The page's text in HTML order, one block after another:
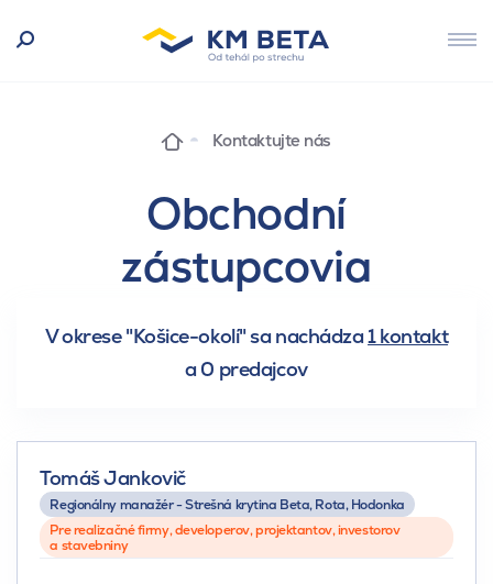
Kontaktujte nás
Obchodní
zástupcovia
V okrese "Košice-okolí" sa nachádza1 kontakt
a0 predajcov
Tomáš Jankovič
Regionálny manažér - Strešná krytina Beta, Rota, Hodonka
Pre realizačné firmy, developerov, projektantov, investorov
a stavebniny